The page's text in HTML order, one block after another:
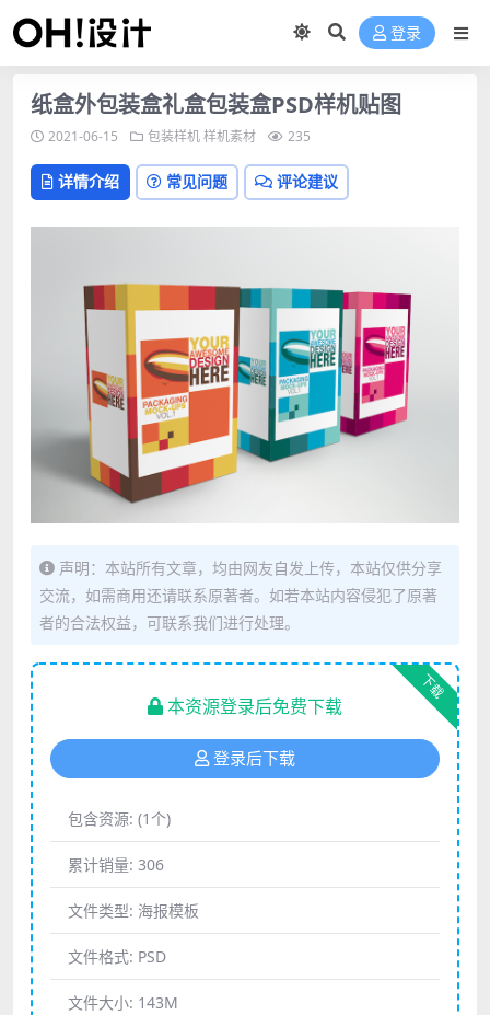
登录
纸盒外包装盒礼盒包装盒PSD样机贴图
2021-06-15 包装样机样机素材 235
详情介绍 常见问题 评论建议
声明：本站所有文章，均由网友自发上传，本站仅供分享
交流，如需商用还请联系原著者。如若本站内容侵犯了原著
者的合法权益，可联系我们进行处理。
下载
本资源登录后免费下载
登录后下载
包含资源: (1个)
累计销量: 306
文件类型: 海报模板
文件格式: PSD
文件大小: 143M